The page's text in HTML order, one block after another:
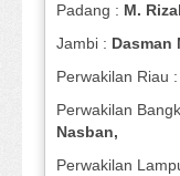
Padang : M.
Jambi : Dasman
Perwakilan Riau :
Perwakilan
Nasban,
Perwakilan